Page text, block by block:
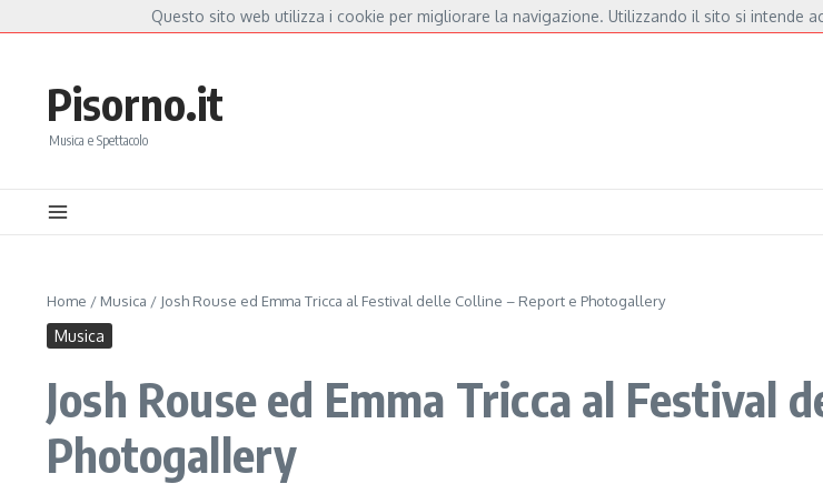
Mannoia, a Capannori nasce “Anime Salve”: la data zero è un atto d’amore per De André e Fossati Fulminacci a Pisa, una serata
Pisorno.it
Musica e Spettacolo
Home / Musica / Josh Rouse ed Emma Tricca al Festival delle Colline – Report e Photogallery
Musica
Josh Rouse ed Emma Tricca al Festival
Photogallery
Questo sito web utilizza i cookie per migliorare la navigazione. Utilizzando il sito si intende